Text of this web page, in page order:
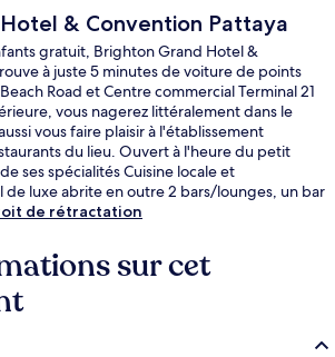
& Convention Pattaya
gratuit, Brighton Grand Hotel &
à juste 5 minutes de voiture de points
Road et Centre commercial Terminal 21
vous nagerez littéralement dans le
vous faire plaisir à l'établissement
du lieu. Ouvert à l'heure du petit
ses spécialités Cuisine locale et
de luxe abrite en outre 2 bars/lounges, un bar
salle de fitness.
de rétractation
sur cet